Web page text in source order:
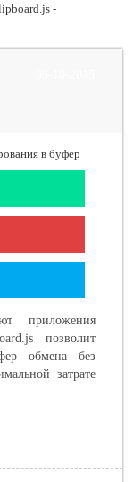
-
приложения
позволит
обмена без
затрате